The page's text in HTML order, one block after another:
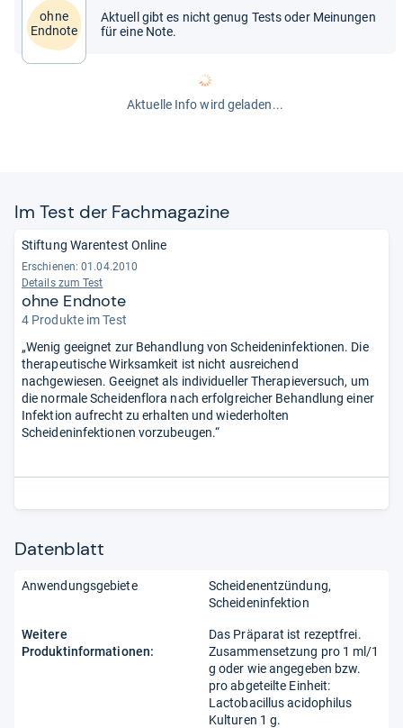
ohne
Endnote
Aktuell gibt es nicht genug Tests oder Meinungen
für eine Note.
Aktuelle Info wird geladen...
Im Test der Fach­ma­ga­zine
Stiftung Warentest Online
Erschienen: 01.04.2010
Details zum Test
ohne Endnote
4 Produkte im Test
„Wenig geeignet zur Behandlung von Scheideninfektionen. Die
therapeutische Wirksamkeit ist nicht ausreichend
nachgewiesen. Geeignet als individueller Therapieversuch, um
die normale Scheidenflora nach erfolgreicher Behandlung einer
Infektion aufrecht zu erhalten und wiederholten
Scheideninfektionen vorzubeugen.“
Datenblatt
Anwendungsgebiete
Scheidenentzündung
Scheideninfektion
Weitere
Produktinformationen:
Das Präparat ist rezeptfrei.
Zusammensetzung pro 1 ml/1
g oder wie angegeben bzw.
pro abgeteilte Einheit:
Lactobacillus acidophilus
Kulturen 1 g.